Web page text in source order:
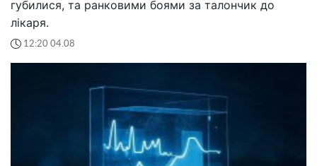
губилися, та ранковими боями за талончик до
лікаря.
12:20 04.08